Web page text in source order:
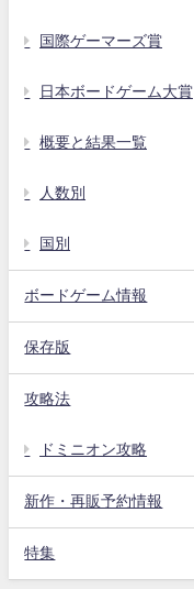
国際ゲーマーズ賞
日本ボードゲーム大賞
概要と結果一覧
人数別
国別
ボードゲーム情報
保存版
攻略法
ドミニオン攻略
新作・再販予約情報
特集